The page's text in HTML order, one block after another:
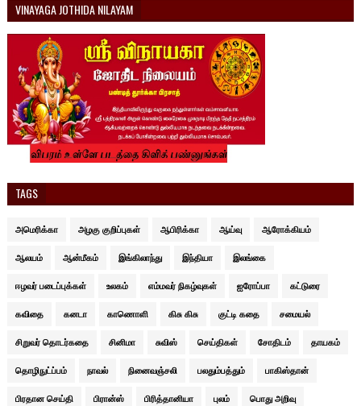
VINAYAGA JOTHIDA NILAYAM
TAGS
அமெரிக்கா அழகு குறிப்புகள் ஆபிரிக்கா ஆய்வு ஆரோக்கியம்
ஆலயம் ஆன்மீகம் இங்கிலாந்து இந்தியா இலங்கை
ஈழவர் படைப்புக்கள் உலகம் எம்மவர் நிகழ்வுகள் ஐரோப்பா கட்டுரை
கவிதை கனடா காணொளி கிசு கிசு குட்டி கதை சமையல்
சிறுவர் தொடர்கதை சினிமா சுவிஸ் செய்திகள் சோதிடம் தாயகம்
தொழிநுட்ப்பம் நாவல் நினைவஞ்சலி பலதும்பத்தும் பாகிஸ்தான்
பிரதான செய்தி பிரான்ஸ் பிரித்தானியா புலம் பொது அறிவு